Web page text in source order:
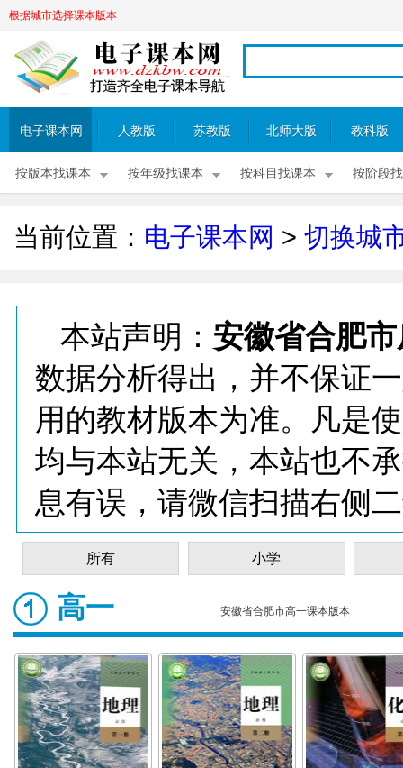
根据城市选择课本版本
电子课本网 人教版 苏教版 北师大版 教科版
按版本找课本 按年级找课本 按科目找课本 按阶段
当前位置： 电子课本网 > 切换城
本站声明： 安徽省合肥
数据分析得出，并不保证
用的教材版本为准。凡是
均与本站无关，本站也不
息有误，请微信扫描右侧
所有 小学
高一 安徽省合肥市高一课本版本